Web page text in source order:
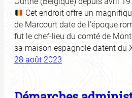
Cet endroit offre un
de Marcourt date de l’époque
fut le chef-lieu du comté de
sa maison espagnole datent du
28 août 2023